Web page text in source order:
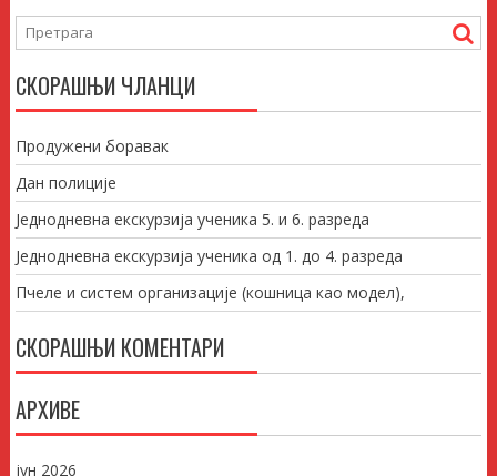
СКОРАШЊИ ЧЛАНЦИ
Продужени боравак
Дан полиције
Једнодневна екскурзија ученика 5. и 6. разреда
Једнодневна екскурзија ученика од 1. до 4. разреда
Пчеле и систем организације (кошница као модел),
СКОРАШЊИ КОМЕНТАРИ
АРХИВЕ
јун 2026